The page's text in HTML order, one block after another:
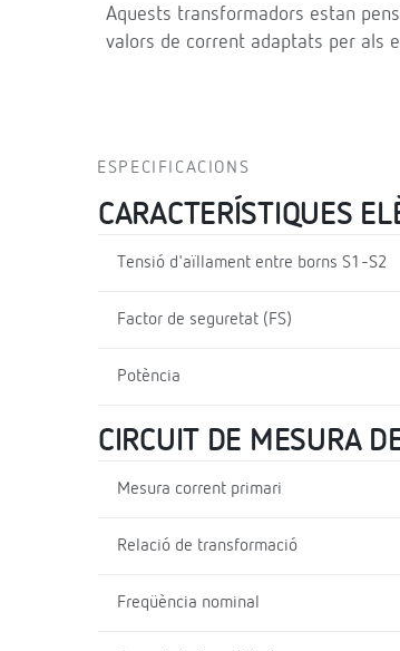
Aquests transformadors estan
valors de corrent adaptats per als
ESPECIFICACIONS
CARACTERÍSTIQUES
Tensió d'aïllament entre borns S1-S2
Factor de seguretat (FS)
Potència
CIRCUIT DE MESURA
Mesura corrent primari
Relació de transformació
Freqüència nominal